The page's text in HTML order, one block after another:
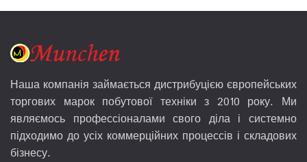
Наша компанія займається дистрибуцією європейських
торгових марок побутової техніки з 2010 року. Ми
являємось профессіоналами свого діла і системно
підходимо до усіх коммерційних процессів і складових
бізнесу.